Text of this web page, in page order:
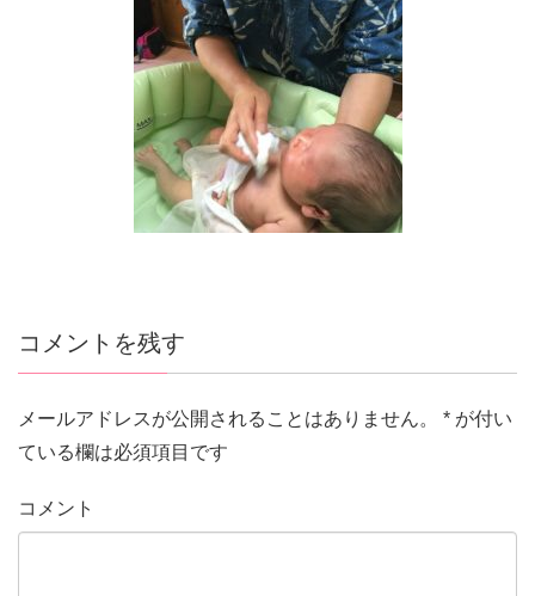
コメントを残す
メールアドレスが公開されることはありません。 * が付い
ている欄は必須項目です
コメント